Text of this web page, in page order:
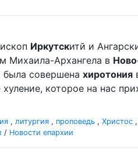
Иркутскитй и
Михаила-Архангела в
совершена хиротония
которое на нас
, литургия , проповедь , Христос ,
/ Новости епархии